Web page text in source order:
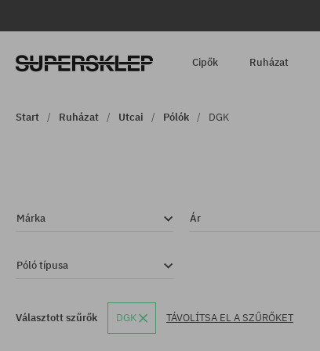
Cipők Ruházat
Start Ruházat Utcai Pólók DGK
Márka Ár
Póló típusa
Választott szűrők DGK TÁVOLÍTSA EL A SZŰRŐKET